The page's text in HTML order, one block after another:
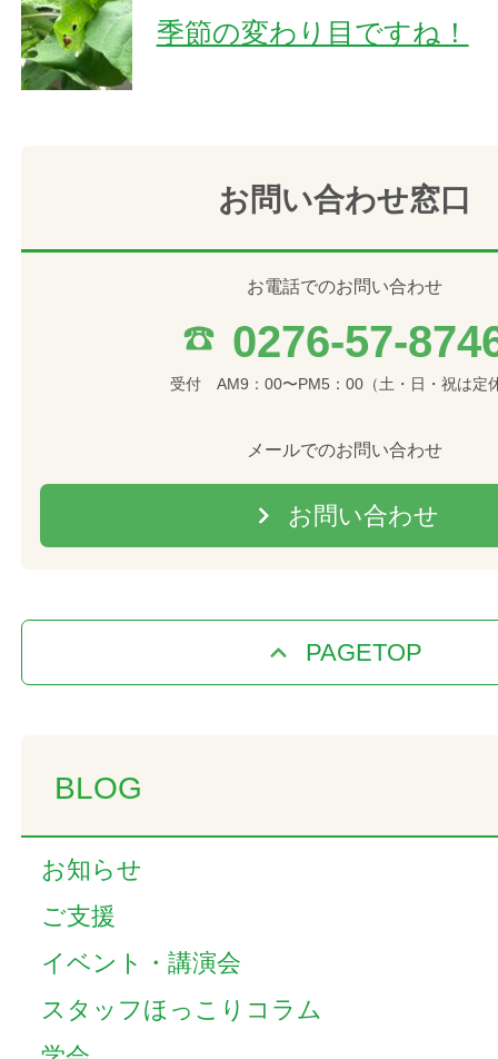
季節の変わり目ですね！
お問い合わせ窓口
お電話でのお問い合わせ
0276-57-
受付 AM9：00〜PM5：00（土・日・祝は定
メールでのお問い合わせ
お問い合わせ
PAGETOP
BLOG
お知らせ
ご支援
イベント・講演会
スタッフほっこりコラム